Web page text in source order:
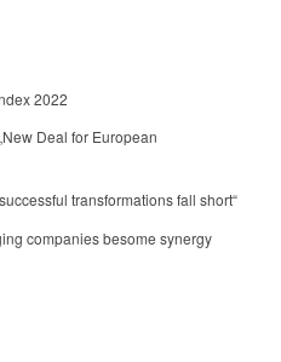
2022
New Deal for European
transformations fall short“
companies besome synergy